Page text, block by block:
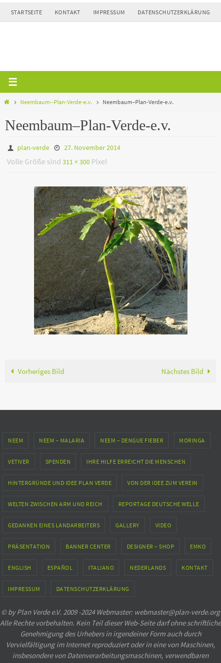
Zum
Inhalt
STARTSEITE KONTAKT IMPRESSUM DATENSCHUTZERKLÄRUNG
HomeNeembaum--Plan-Verde-e.v. Neembaum–Plan-Verde-e.v.
Neembaum–Plan-Verde-e.v.
plan-verde 27. November 2014
Volle Größe sind 311 × 300 Pixel
Vorheriges Bild Nächstes Bild
NEEM NEEM – MALARIA NEEM – DENGUE FIEBER MORINGA
VETIVER SPENDEN IHRE HILFE ERREICHT DIE MENSCHEN
HINTERGRÜNDE UND IDEE PLAN VERDE VON DER IDEE ZUM VEREIN
WELTEN ZWISCHEN ARM UND REICH REPORTAGE DEUTSCHE WELLE
GEDANKEN EINES LANDARBEITERS GALLERY VIDEO
PRÄSENTATION BANNER CENTER DESIGNER – SHOP EMKO
ENGLISH ESPAÑOL ITALIANO NEDERLANDS KONTAKT
IMPRESSUM DATENSCHUTZERKLÄRUNG
© by Plan Verde e.V. 2009 -2024 Webmaster: webmaster@plan-verde.org
Alle Rechte vorbehalten. Kein Teil dieser Web-Seite darf ohne schriftliche
Genehmigung des Urhebers in irgendeiner Form auch durch
Vervielfältigung im Internet reproduziert oder in eine von Maschinen,
insbesondere von Datenverarbeitungsmaschinen, verwendbaren